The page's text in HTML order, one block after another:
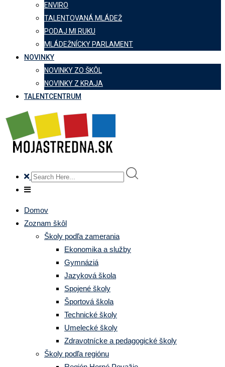
ENVIRO
TALENTOVANÁ MLÁDEŽ
PODAJ MI RUKU
MLÁDEŽNÍCKY PARLAMENT
NOVINKY
NOVINKY ZO ŠKÔL
NOVINKY Z KRAJA
TALENTCENTRUM
Domov
Zoznam škôl
Školy podľa zamerania
Ekonomika a služby
Gymnáziá
Jazyková škola
Spojené školy
Športová škola
Technické školy
Umelecké školy
Zdravotnícke a pedagogické školy
Školy podľa regiónu